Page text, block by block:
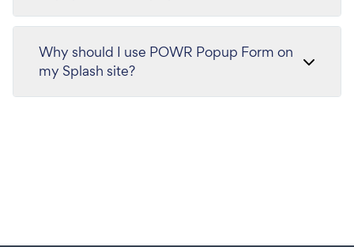
Why should I use POWR Popup Form on
my Splash site?